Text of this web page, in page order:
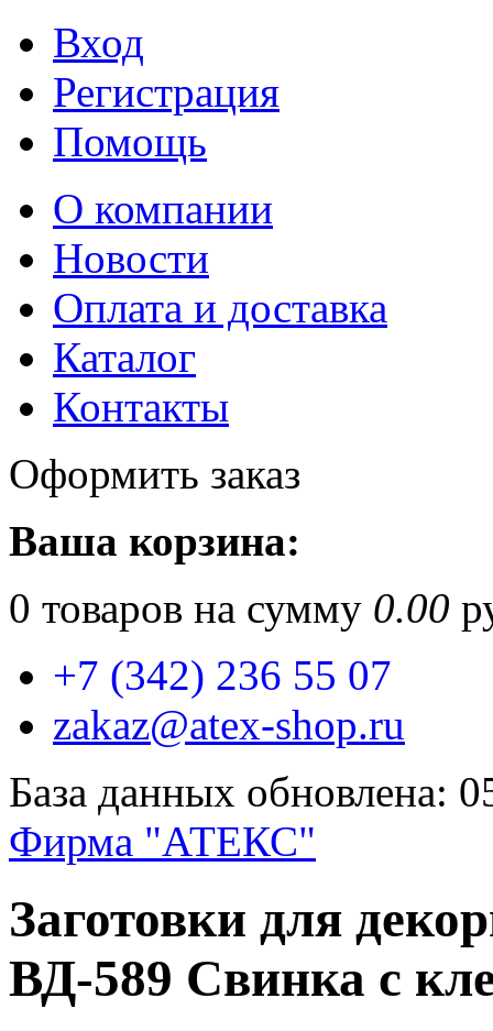
Вход
Регистрация
Помощь
О компании
Новости
Оплата и доставка
Каталог
Контакты
Оформить заказ
Ваша корзина:
0 товаров на сумму 0.00
+7 (342) 236 55 07
zakaz@atex-shop.ru
База данных обновлена:
Фирма "АТЕКС"
Заготовки для
ВД-589 Свинка с